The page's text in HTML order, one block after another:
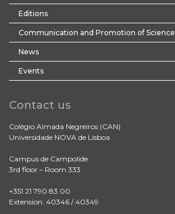
Editions
Communication and Promotion of Science
News
Events
Contact us
Colégio Almada Negreiros (CAN)
Universidade NOVA de Lisboa
Campus de Campolide
3rd floor – Room 333
+351 21 790 83 00
Extension: 40346 / 40349